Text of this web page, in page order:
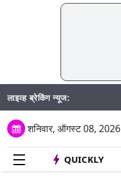
लाइव्ह ब्रेकिंग न्यूज:
शनिवार, ऑगस्ट 08, 2026
QUICKLY